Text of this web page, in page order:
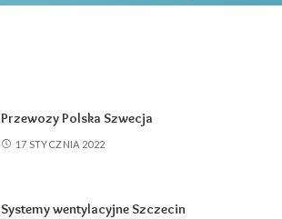
Przewozy Polska Szwecja
17 STYCZNIA 2022
Systemy wentylacyjne Szczecin